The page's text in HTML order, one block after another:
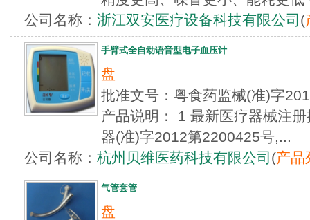
公司名称： 浙江双安医疗设备科技有限公司 (
手臂式全自动语音型电子血压计
盘
批准文号：粤食药监械(准)
产品说明： 1 最新医疗器械注
器(准)字2012第2200425号,...
公司名称： 杭州贝维医药科技有限公司 (产品
气管套管
盘